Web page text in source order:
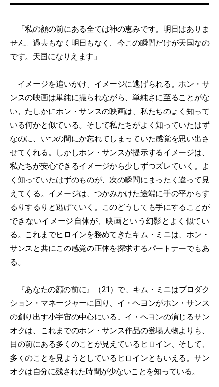
「私の顔の前にある全ては神の恵みです。明日はありま
せん。過去もなく明日もなく、今この瞬間だけが天国なの
です。天国になりえます」
イメージを追いかけ、イメージに逃げられる。ホン・サ
ンスの映画は単純に撮られながら、単純さに至ることがな
い。たしかにホン・サンスの映画は、私たちのよく知って
いる何かと似ている。そして私たちがよく知っていたはず
なのに、いつの間にか忘れてしまっていた感覚を思い出さ
せてくれる。しかしホン・サンスが提示するイメージは、
私たちが安心できるイメージから少しずつズレていく。よ
く知っていたはずのものが、次の瞬間にまったく違って見
えてくる。イメージは、つかみかけた途端に手の平からす
るりするりと逃げていく。このどうしても手にすることが
できないイメージ自体が、映画という幻影とよく似てい
る。これまでヒロインを務めてきたキム・ミニは、ホン・
サンスと共にこの感覚の正体を探求するパートナーでもあ
る。
『あなたの顔の前に』（21）で、キム・ミニはプロダク
ション・マネージャーに回り、イ・ヘヨンがホン・サンス
の創り出す小宇宙の中心にいる。イ・ヘヨンの演じるサン
オクは、これまでのホン・サンス作品の登場人物よりも、
目の前にある多くのことが見えているヒロイン、そして、
多くのことを見ようとしているヒロインともいえる。サン
オクは自分に残された時間が少ないことを知っている。